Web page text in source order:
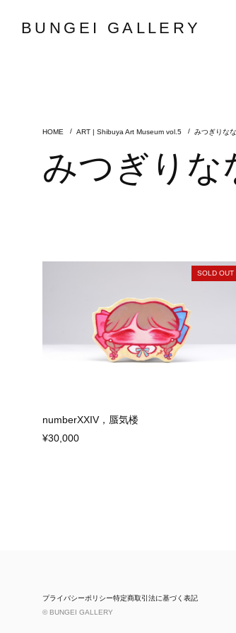
BUNGEI GALLERY
ART | Shibuya Art Museum vol.5 みつぎりな
みつぎりな
SOLD OUT
numberXXIV，蜃気楼
¥30,000
プライバシーポリシー特定商取引法に基づく表記
© BUNGEI GALLERY